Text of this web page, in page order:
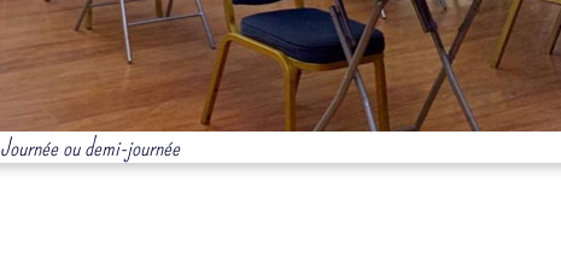
Journée ou demi-journée